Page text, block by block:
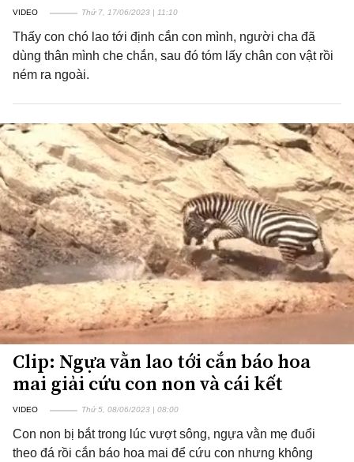
VIDEO Thứ 7, 17/06/2023 | 11:10
Thấy con chó lao tới định cắn con mình, người cha đã
dùng thân mình che chắn, sau đó tóm lấy chân con vật rồi
ném ra ngoài.
Clip: Ngựa vằn lao tới cắn báo hoa
mai giải cứu con non và cái kết
VIDEO Thứ 5, 08/06/2023 | 08:00
Con non bị bắt trong lúc vượt sông, ngựa vằn mẹ đuổi
theo đá rồi cắn báo hoa mai để cứu con nhưng không